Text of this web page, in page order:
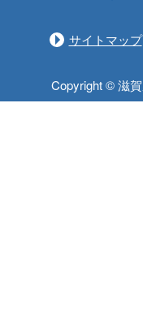
サイトマップ
Copyright © 滋